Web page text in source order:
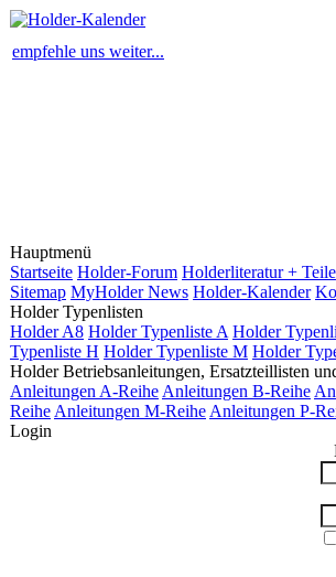
empfehle uns weiter...
Hauptmenü
Startseite Holder-Forum Holderliteratur + Teile
Sitemap MyHolder News Holder-Kalender
Holder Typenlisten
Holder A8 Holder Typenliste A Holder
Typenliste H Holder Typenliste M Holder
Holder Betriebsanleitungen, Ersatzteillisten
Anleitungen A-Reihe Anleitungen B-Reihe
Reihe Anleitungen M-Reihe Anleitungen P-
Login